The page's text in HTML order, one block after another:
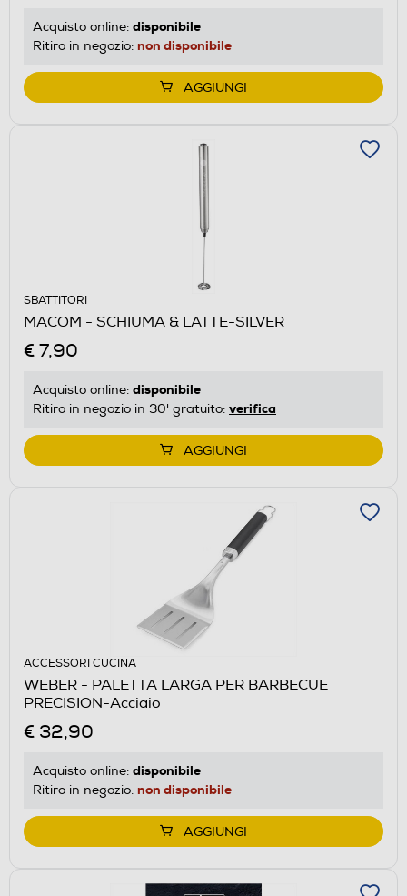
Acquisto online: disponibile
Ritiro in negozio: non disponibile
AGGIUNGI
SBATTITORI
MACOM - SCHIUMA & LATTE-SILVER
€ 7,90
Acquisto online: disponibile
Ritiro in negozio in 30' gratuito: verifica
AGGIUNGI
ACCESSORI CUCINA
WEBER - PALETTA LARGA PER BARBECUE
PRECISION-Acciaio
€ 32,90
Acquisto online: disponibile
Ritiro in negozio: non disponibile
AGGIUNGI